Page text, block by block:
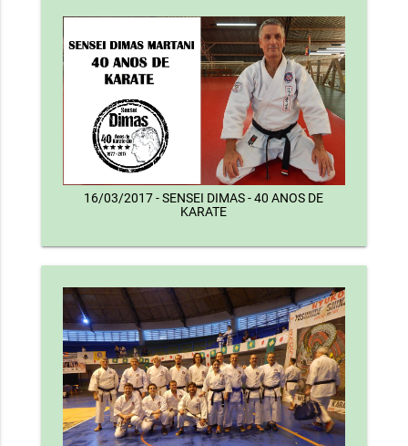
16/03/2017 - SENSEI DIMAS - 40 ANOS DE
KARATE